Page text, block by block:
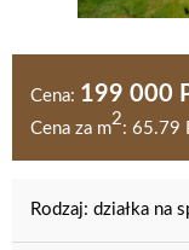
Cena: 199 000
Cena za m2: 65.79
Rodzaj: działka na